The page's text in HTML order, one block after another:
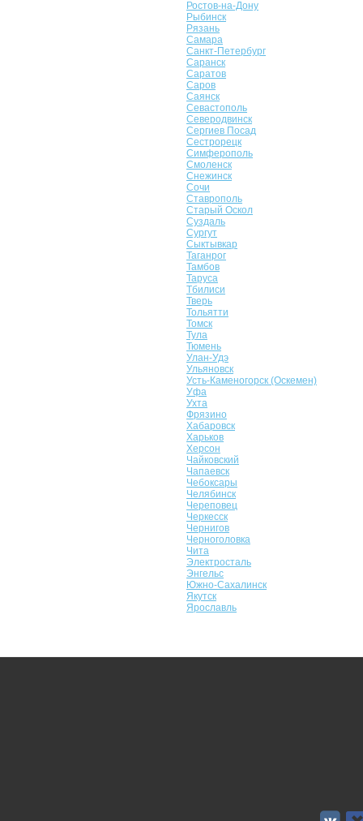
Ростов-на-Дону
Рыбинск
Рязань
Самара
Санкт-Петербург
Саранск
Саратов
Саров
Саянск
Севастополь
Северодвинск
Сергиев Посад
Сестрорецк
Симферополь
Смоленск
Снежинск
Сочи
Ставрополь
Старый Оскол
Суздаль
Сургут
Сыктывкар
Таганрог
Тамбов
Таруса
Тбилиси
Тверь
Тольятти
Томск
Тула
Тюмень
Улан-Удэ
Ульяновск
Усть-Каменогорск (Оскемен)
Уфа
Ухта
Фрязино
Хабаровск
Харьков
Херсон
Чайковский
Чапаевск
Чебоксары
Челябинск
Череповец
Черкесск
Чернигов
Черноголовка
Чита
Электросталь
Энгельс
Южно-Сахалинск
Якутск
Ярославль